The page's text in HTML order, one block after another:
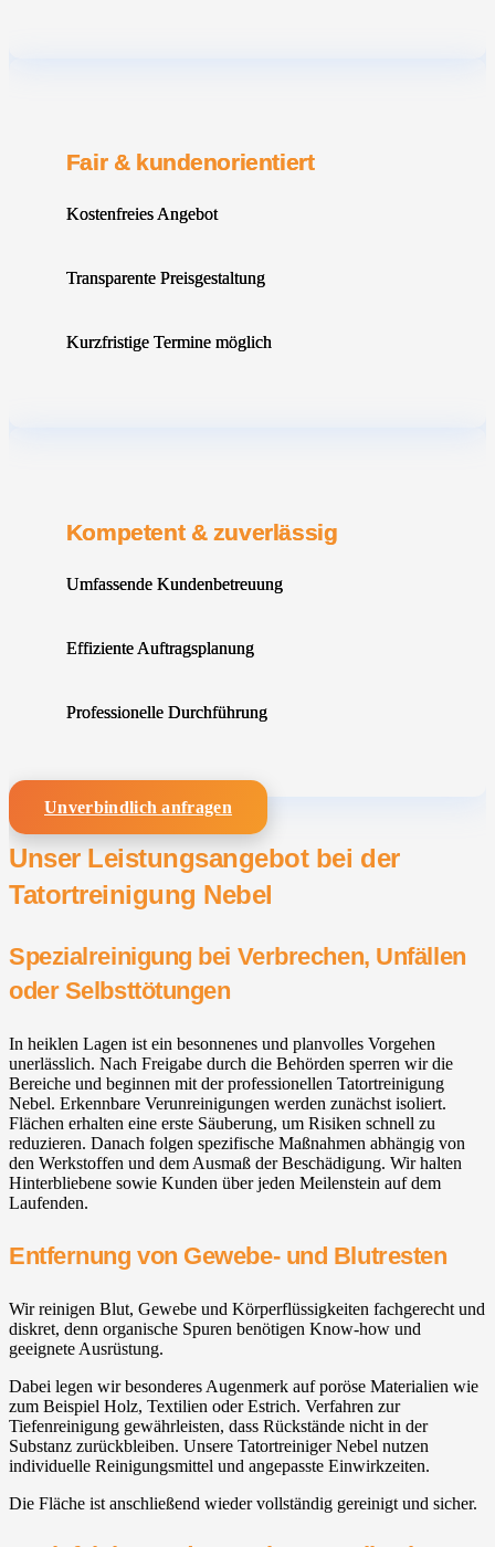
Fair & kundenorientiert
Kostenfreies Angebot
Transparente Preisgestaltung
Kurzfristige Termine möglich
Kompetent & zuverlässig
Umfassende Kundenbetreuung
Effiziente Auftragsplanung
Professionelle Durchführung
Unverbindlich anfragen
Unser Leistungsangebot bei der
Tatortreinigung Nebel
Spezialreinigung bei Verbrechen, Unfällen
oder Selbsttötungen
In heiklen Lagen ist ein besonnenes und planvolles Vorgehen
unerlässlich. Nach Freigabe durch die Behörden sperren wir die
Bereiche und beginnen mit der professionellen Tatortreinigung
Nebel. Erkennbare Verunreinigungen werden zunächst isoliert.
Flächen erhalten eine erste Säuberung, um Risiken schnell zu
reduzieren. Danach folgen spezifische Maßnahmen abhängig von
den Werkstoffen und dem Ausmaß der Beschädigung. Wir halten
Hinterbliebene sowie Kunden über jeden Meilenstein auf dem
Laufenden.
Entfernung von Gewebe- und Blutresten
Wir reinigen Blut, Gewebe und Körperflüssigkeiten fachgerecht und
diskret, denn organische Spuren benötigen Know-how und
geeignete Ausrüstung.
Dabei legen wir besonderes Augenmerk auf poröse Materialien wie
zum Beispiel Holz, Textilien oder Estrich. Verfahren zur
Tiefenreinigung gewährleisten, dass Rückstände nicht in der
Substanz zurückbleiben. Unsere Tatortreiniger Nebel nutzen
individuelle Reinigungsmittel und angepasste Einwirkzeiten.
Die Fläche ist anschließend wieder vollständig gereinigt und sicher.